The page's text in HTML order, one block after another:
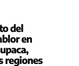
del
en
regiones